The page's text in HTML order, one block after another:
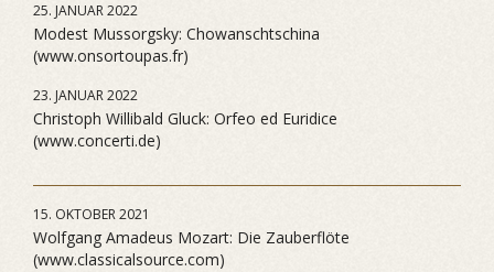
25. JANUAR 2022
Modest Mussorgsky: Chowanschtschina
(www.onsortoupas.fr)
23. JANUAR 2022
Christoph Willibald Gluck: Orfeo ed Euridice
(www.concerti.de)
15. OKTOBER 2021
Wolfgang Amadeus Mozart: Die Zauberflöte
(www.classicalsource.com)